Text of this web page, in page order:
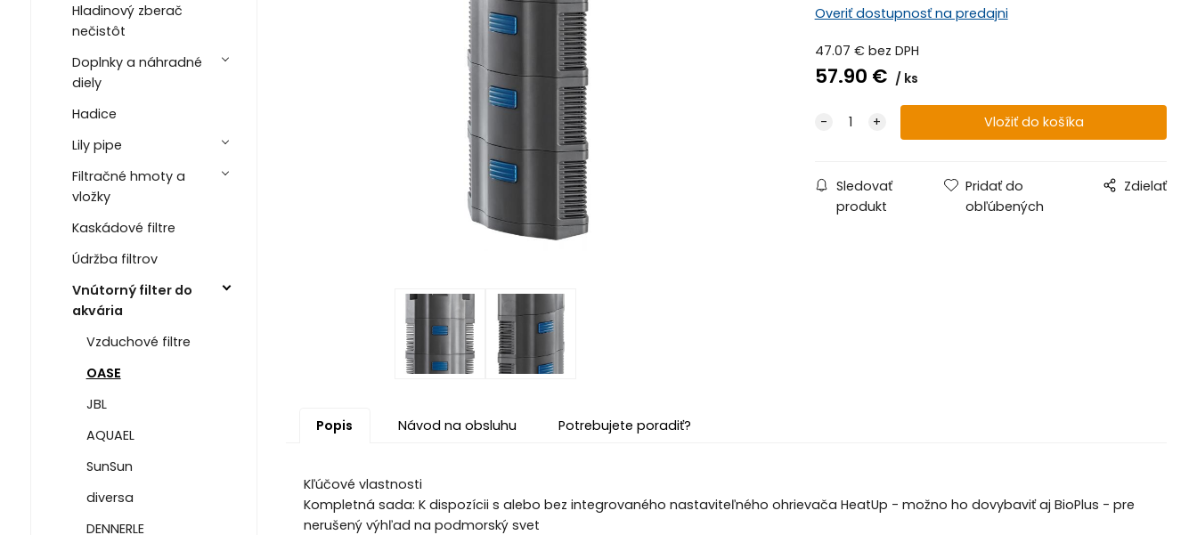
Hladinový zberač
nečistôt
Doplnky a náhradné
diely
Hadice
Lily pipe
Filtračné hmoty a
vložky
Kaskádové filtre
Údržba filtrov
Vnútorný filter do
akvária
Vzduchové filtre
OASE
JBL
AQUAEL
SunSun
diversa
DENNERLE
Overiť dostupnosť na predajni
47.07 € bez DPH
57.90 € ks
Sledovať
produkt
Pridať do
obľúbených
Zdielať
Popis Návod na obsluhu Potrebujete poradiť?
Kľúčové vlastnosti
Kompletná sada: K dispozícii s alebo bez integrovaného nastaviteľného ohrievača HeatUp - možno ho dovybaviť aj BioPlus - pre
nerušený výhľad na podmorský svet